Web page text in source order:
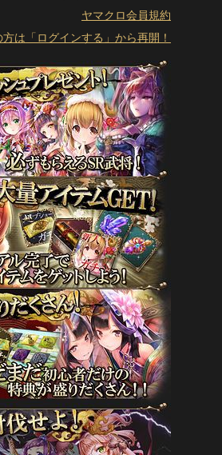
ヤマクロ会員規約
は「ログインする」から再開！